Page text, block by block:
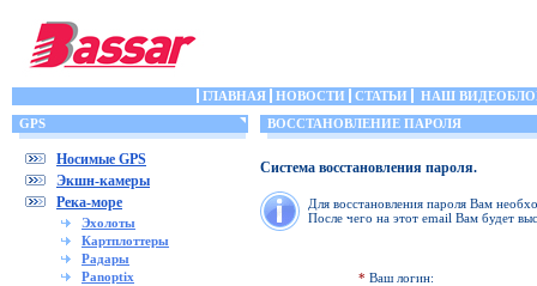
ГЛАВНАЯ НОВОСТИ СТАТЬИ
НАШ
GPS
Носимые GPS
Экшн-камеры
Река-море
Эхолоты
Картплоттеры
Радары
Panoptix
ВОССТАНОВЛЕНИЕ ПАРОЛЯ
Система восстановления пароля.
Для восстановления пароля Вам
После чего на этот email Вам будет
* Ваш логин: